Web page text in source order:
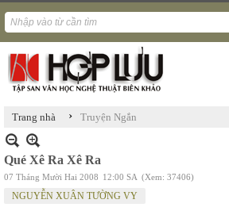
Trang nhà › Truyện Ngắn
Qué Xê Ra Xê Ra
07 Tháng Mười Hai 2008 12:00 SA (Xem: 37406)
NGUYỄN XUÂN TƯỜNG VY